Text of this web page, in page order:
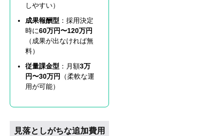
しやすい）
成果報酬型 ：採用決定
時に60万円〜120万円
（成果が出なければ無
料）
従量課金型 ：月額3万
円〜30万円
（柔軟な運
用が可能）
見落としがちな追加費用